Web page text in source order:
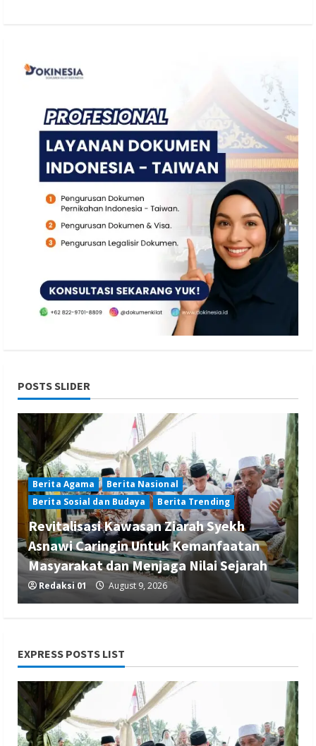
POSTS SLIDER
Berita Agama
Berita Nasional
Berita Sosial dan Budaya
Berita Trending
Revitalisasi Kawasan Ziarah Syekh
Asnawi Caringin Untuk Kemanfaatan
Masyarakat dan Menjaga Nilai Sejarah
Redaksi 01 August 9, 2026
Berita Ekonomi dan Bisnis
Berita Nasional
Berita Trending
PT Alhadi Lampung Berjaya Rayakan
EXPRESS POSTS LIST